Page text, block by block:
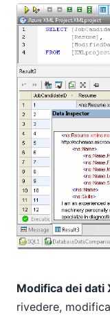
Modifica dei dati
rivedere,